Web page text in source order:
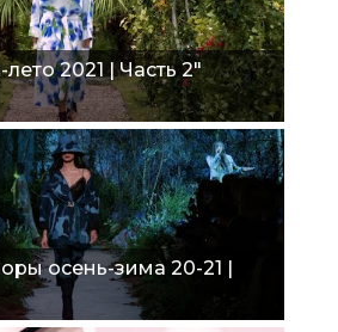
2021 | Часть 2"
осень-зима 20-21 |